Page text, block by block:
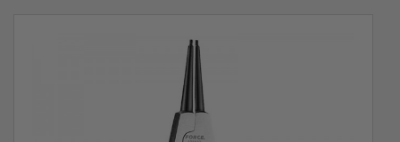
ΜΥΤΟΤΣΊΜΠΙΔΟ ΑΣΦΑΛΕΙΏΝ ΆΞΟΝΑ 12-25MM FORCE 140MM